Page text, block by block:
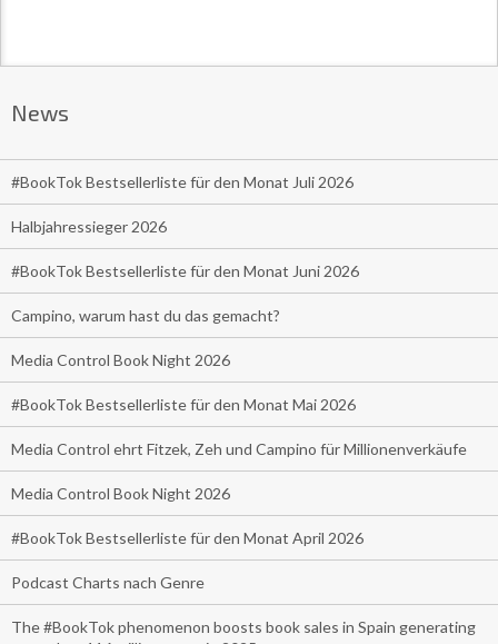
News
#BookTok Bestsellerliste für den Monat Juli 2026
Halbjahressieger 2026
#BookTok Bestsellerliste für den Monat Juni 2026
Campino, warum hast du das gemacht?
Media Control Book Night 2026
#BookTok Bestsellerliste für den Monat Mai 2026
Media Control ehrt Fitzek, Zeh und Campino für Millionenverkäufe
Media Control Book Night 2026
#BookTok Bestsellerliste für den Monat April 2026
Podcast Charts nach Genre
The #BookTok phenomenon boosts book sales in Spain generating